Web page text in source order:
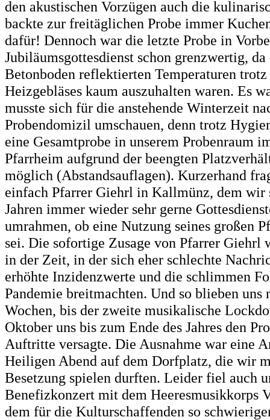
den akustischen Vorzügen auch die
backte zur freitäglichen Probe immer
dafür! Dennoch war die letzte Probe in
Jubiläumsgottesdienst schon grenzwertig,
Betonboden reflektierten Temperaturen trotz
Heizgebläses kaum auszuhalten waren. Es
musste sich für die anstehende Winterzeit
Probendomizil umschauen, denn trotz
eine Gesamtprobe in unserem Probenraum
Pfarrheim aufgrund der beengten
möglich (Abstandsauflagen). Kurzerhand
einfach Pfarrer Giehrl in Kallmünz, dem wir
Jahren immer wieder sehr gerne
umrahmen, ob eine Nutzung seines großen
sei. Die sofortige Zusage von Pfarrer
in der Zeit, in der sich eher schlechte
erhöhte Inzidenzwerte und die schlimmen
Pandemie breitmachten. Und so blieben uns
Wochen, bis der zweite musikalische
Oktober uns bis zum Ende des Jahres den
Auftritte versagte. Die Ausnahme war eine
Heiligen Abend auf dem Dorfplatz, die wir
Besetzung spielen durften. Leider fiel auch
Benefizkonzert mit dem Heeresmusikkorps
dem für die Kulturschaffenden so